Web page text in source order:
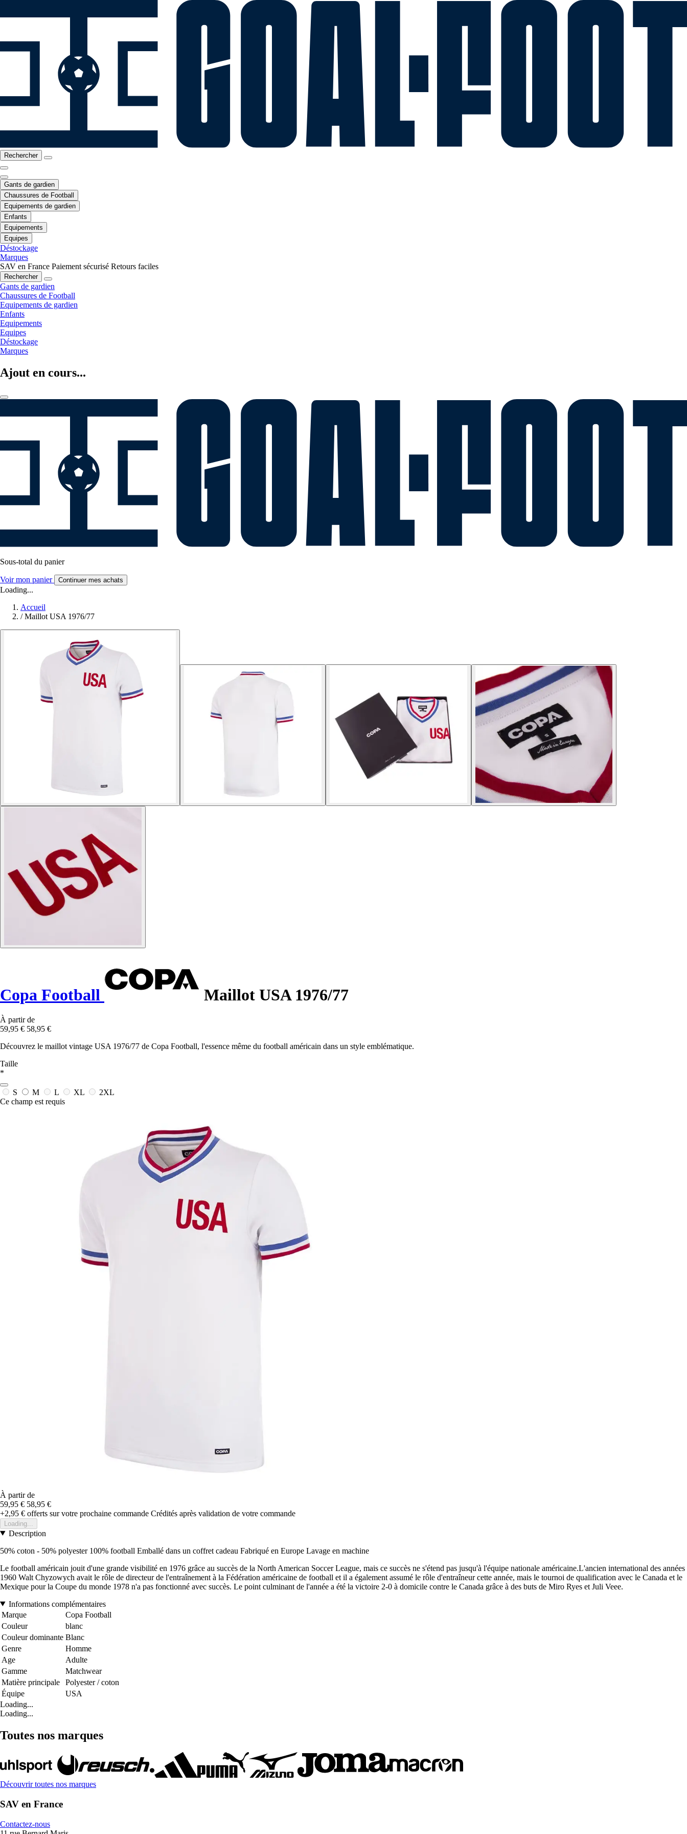
Rechercher
Gants de gardien
Chaussures de Football
Equipements de gardien
Enfants
Equipements
Equipes
Déstockage
Marques
SAV en France Paiement sécurisé Retours faciles
Rechercher
Gants de gardien
Chaussures de Football
Equipements de gardien
Enfants
Equipements
Equipes
Déstockage
Marques
Ajout en cours...
Sous-total du panier
Voir mon panier Continuer mes achats
Loading...
Accueil
/ Maillot USA 1976/77
Copa Football Maillot USA 1976/77
À partir de
59,95 € 58,95 €
Découvrez le maillot vintage USA 1976/77 de Copa Football, l'essence même du football américain dans un style emblématique.
Taille
*
S M L XL
2XL
Ce champ est requis
À partir de
59,95 € 58,95 €
+2,95 € offerts sur votre prochaine commande Crédités après validation de votre commande
Loading...
Description
50% coton - 50% polyester 100% football Emballé dans un coffret cadeau Fabriqué en Europe Lavage en machine
Le football américain jouit d'une grande visibilité en 1976 grâce au succès de la North American Soccer League, mais ce succès ne s'étend pas jusqu'à l'équipe nationale américaine.L'ancien international des années
1960 Walt Chyzowych avait le rôle de directeur de l'entraînement à la Fédération américaine de football et il a également assumé le rôle d'entraîneur cette année, mais le tournoi de qualification avec le Canada et le
Mexique pour la Coupe du monde 1978 n'a pas fonctionné avec succès. Le point culminant de l'année a été la victoire 2-0 à domicile contre le Canada grâce à des buts de Miro Ryes et Juli Veee.
Informations complémentaires
Marque
Copa Football
Couleur
blanc
Couleur dominante Blanc
Genre
Homme
Age
Adulte
Gamme
Matchwear
Matière principale
Polyester / coton
Équipe
USA
Loading...
Loading...
Toutes nos marques
Découvrir toutes nos marques
SAV en France
Contactez-nous